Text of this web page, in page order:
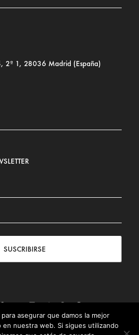
2º 1, 28036 Madrid (España)
SUSCRIBIRSE
| Política de privacidad| Política de
Cookies
asegurar que damos la mejor
en nuestra web. Si sigues utilizando